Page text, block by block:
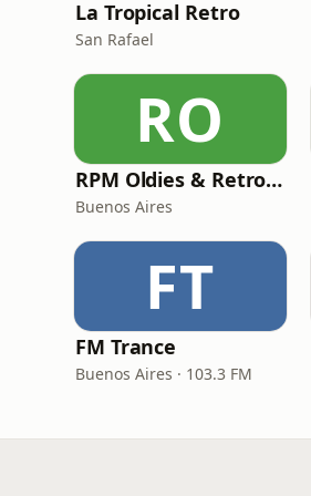
La Tropical Retro
San Rafael
RO
RPM Oldies & Retro Hits
Buenos Aires
FT
FM Trance
Buenos Aires · 103.3 FM